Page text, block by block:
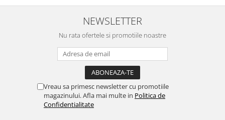
NEWSLETTER
Nu rata ofertele si promotiile noastre
Vreau sa primesc newsletter cu promotiile
magazinului. Afla mai multe in Politica de
Confidentialitate